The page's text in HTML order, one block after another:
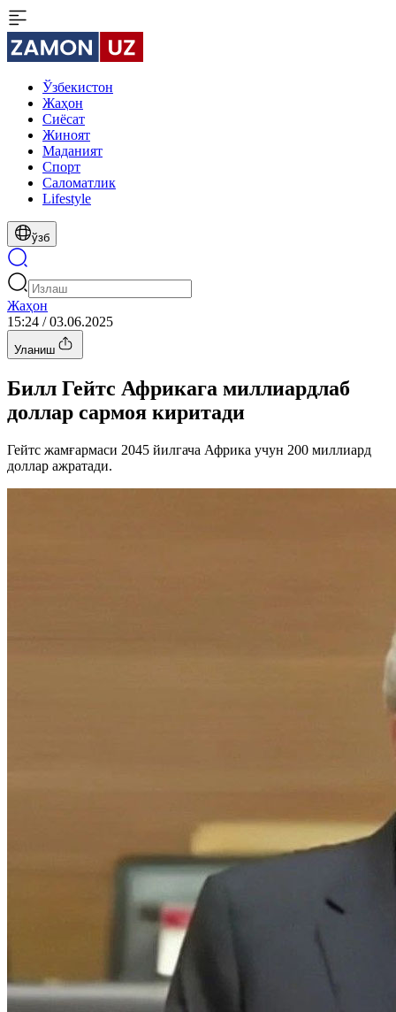
Ўзбекистон
Жаҳон
Сиёсат
Жиноят
Маданият
Спорт
Cаломатлик
Lifestyle
ўзб
Жаҳон
15:24 / 03.06.2025
Уланиш
Билл Гейтс Африкага миллиардлаб
доллар сармоя киритади
Гейтс жамғармаси 2045 йилгача Африка учун 200 миллиард
доллар ажратади.